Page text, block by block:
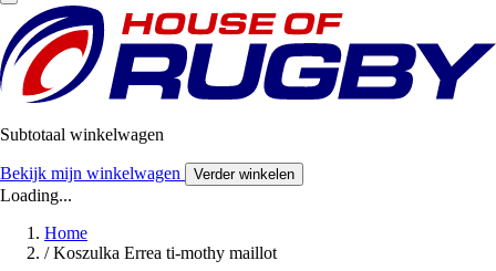
Subtotaal winkelwagen
Bekijk mijn winkelwagen Verder winkelen
Loading...
Home
/ Koszulka Errea ti-mothy maillot